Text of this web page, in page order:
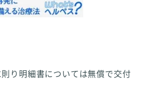
り明細書については無償で交付